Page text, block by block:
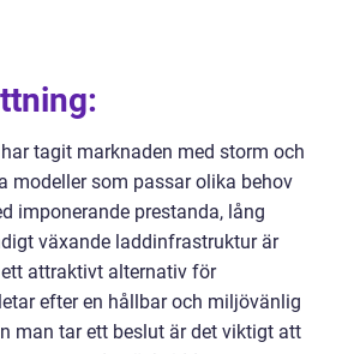
tagit marknaden med storm och
modeller som passar olika behov
imponerande prestanda, lång
växande laddinfrastruktur är
attraktivt alternativ för
efter en hållbar och miljövänlig
man tar ett beslut är det viktigt att